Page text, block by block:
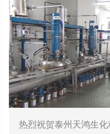
热烈祝贺泰州天鸿生